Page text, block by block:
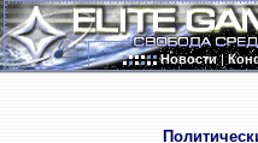
Новости|